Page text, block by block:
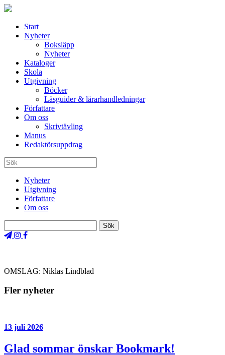
Start
Nyheter
Boksläpp
Nyheter
Kataloger
Skola
Utgivning
Böcker
Läsguider & lärarhandledningar
Författare
Om oss
Skrivtävling
Manus
Redaktörsuppdrag
Nyheter
Utgivning
Författare
Om oss
OMSLAG: Niklas Lindblad
Fler nyheter
13 juli 2026
Glad sommar önskar Bookmark!